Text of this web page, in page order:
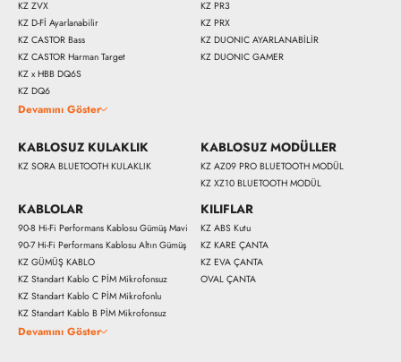
KZ ZVX
KZ D-Fİ Ayarlanabilir
KZ CASTOR Bass
KZ CASTOR Harman Target
KZ x HBB DQ6S
KZ DQ6
Devamını Göster
KZ PR3
KZ PRX
KZ DUONIC AYARLANABİLİR
KZ DUONIC GAMER
KABLOSUZ KULAKLIK
KZ SORA BLUETOOTH KULAKLIK
KABLOSUZ MODÜLLER
KZ AZ09 PRO BLUETOOTH MODÜL
KZ XZ10 BLUETOOTH MODÜL
KABLOLAR
90-8 Hi-Fi Performans Kablosu Gümüş Mavi
90-7 Hi-Fi Performans Kablosu Altın Gümüş
KZ GÜMÜŞ KABLO
KZ Standart Kablo C PİM Mikrofonsuz
KZ Standart Kablo C PİM Mikrofonlu
KZ Standart Kablo B PİM Mikrofonsuz
Devamını Göster
KILIFLAR
KZ ABS Kutu
KZ KARE ÇANTA
KZ EVA ÇANTA
OVAL ÇANTA